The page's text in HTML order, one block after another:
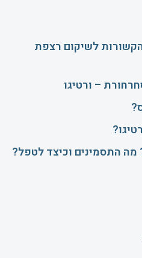
לשיקום רצפת
– ורטיגו
מה התסמינים וכיצד לטפל?